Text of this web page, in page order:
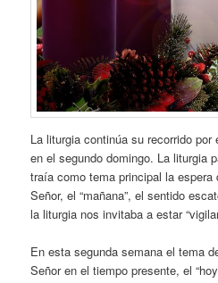
La liturgia continúa su recorrido
en el segundo domingo. La liturgia
traía como tema principal la espera
Señor, el “mañana”, el sentido
la liturgia nos invitaba a estar
En esta segunda semana el tema
Señor en el tiempo presente, el